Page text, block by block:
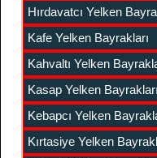
Hırdavatcı Yelken
Kafe Yelken Bayrakları
Kahvaltı Yelken
Kasap Yelken Bayrakları
Kebapcı Yelken
Kırtasiye Yelken